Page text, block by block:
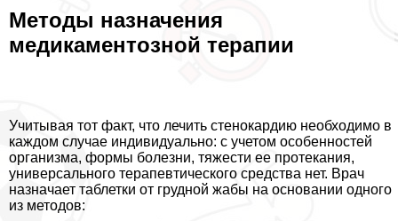
Методы назначения
медикаментозной терапии
Учитывая тот факт, что лечить стенокардию необходимо в
каждом случае индивидуально: с учетом особенностей
организма, формы болезни, тяжести ее протекания,
универсального терапевтического средства нет. Врач
назначает таблетки от грудной жабы на основании одного
из методов: